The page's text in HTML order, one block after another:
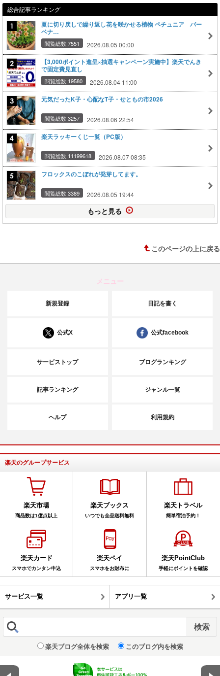
総合記事ランキング
夏に切り戻しで繰り返し花を咲かせる植物 ペチュニア バー
ベナ…
閲覧総数 7551 2026.08.05 00:00
【3,000ポイント進呈×抽選キャンペーン実施中】楽天でんき
で固定費見直し
閲覧総数 19580 2026.08.04 11:00
元気だったK子・心配なT子・せともの市2026
閲覧総数 3257 2026.08.06 22:54
楽天ラッキーくじ一覧（PC版）
閲覧総数 11199618 2026.08.07 08:35
フロックスのこぼれが発芽してます。
閲覧総数 3389 2026.08.05 19:44
もっと見る
このページの上に戻る
メニュー
新規登録 日記を書く
公式X 公式facebook
サービストップ ブログランキング
記事ランキング ジャンル一覧
ヘルプ 利用規約
楽天のグループサービス
楽天市場
商品数は1億点以上
楽天ブックス
いつでも全品送料無料
楽天トラベル
簡単宿泊予約！
楽天カード
スマホでカンタン申込
楽天ペイ
スマホをお財布に
楽天PointClub
手軽にポイントを確認
サービス一覧 アプリ一覧
楽天ブログ全体を検索 このブログ内を検索